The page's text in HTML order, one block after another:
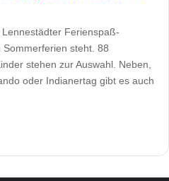
Ferienspaß-
steht. 88
stehen zur Auswahl. Neben,
oder Indianertag gibt es auch